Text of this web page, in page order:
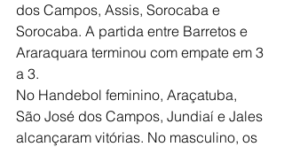
dos Campos, Assis, Sorocaba e
Sorocaba. A partida entre Barretos e
Araraquara terminou com empate em 3
a 3.
No Handebol feminino, Araçatuba,
São José dos Campos, Jundiaí e Jales
alcançaram vitórias. No masculino, os